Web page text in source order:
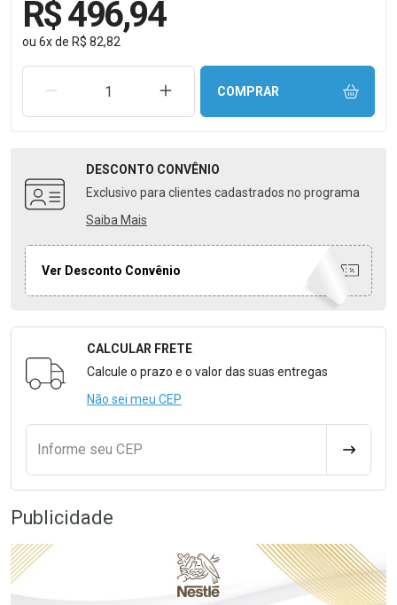
R$ 496,94
ou 6xde R$ 82,82
REMOVER UMA UNIDADEAUMENTAR UMA UNIDADE
COMPRAR
DESCONTO CONVÊNIO
Exclusivo para clientes cadastrados no programa
Saiba Mais
Ver Desconto Convênio
Formulário para Calcular o Frete
CALCULAR FRETE
Calcule o prazo e o valor das suas entregas
Não sei meu CEP
Informe seu CEP
Publicidade